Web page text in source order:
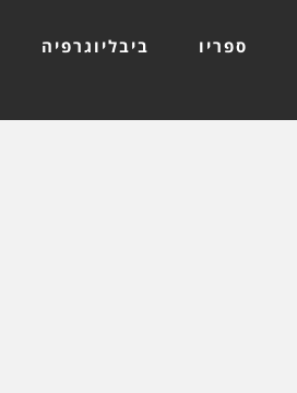
ספריו ביבליוגרפיה